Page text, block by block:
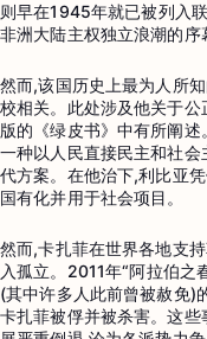
则早在1945年就已被列入
非洲大陆主权独立浪潮的序
然而,该国历史上最为人所
校相关。此处涉及他关于
版的《绿皮书》中有所阐
一种以人民直接民主和社
代方案。在他治下,利比亚
国有化并用于社会项目。
然而,卡扎菲在世界各地支
入孤立。2011年“阿拉伯之
(其中许多人此前曾被赦免)
卡扎菲被俘并被杀害。这